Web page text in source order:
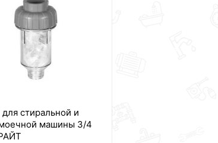
стиральной и
машины 3/4